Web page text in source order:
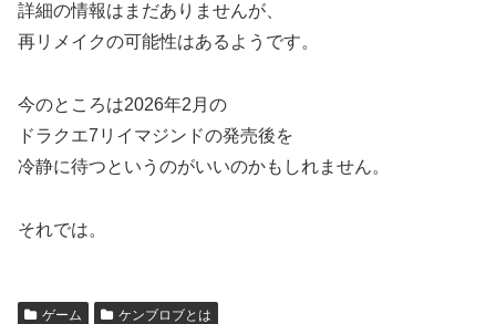
詳細の情報はまだありませんが、
再リメイクの可能性はあるようです。
今のところは2026年2月の
ドラクエ7リイマジンドの発売後を
冷静に待つというのがいいのかもしれません。
それでは。
ゲーム ケンブロブとは